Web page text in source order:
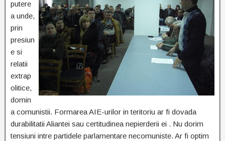
putere
a unde,
prin
presiun
e si
relatii
extrap
olitice,
domin
a comunistii. Formarea AIE-urilor in teritoriu ar fi dovada
durabilitatii Aliantei sau certitudinea nepierderii ei . Nu dorim
tensiuni intre partidele parlamentare necomuniste. Ar fi optim